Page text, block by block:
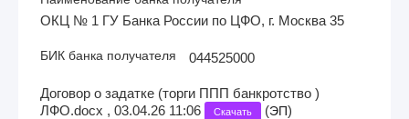
ОКЦ № 1 ГУ Банка России по ЦФО, г. Москва 35
БИК банка получателя 044525000
Договор о задатке (торги ППП банкротство )
ЛФО.docx , 03.04.26 11:06
Скачать (ЭП)